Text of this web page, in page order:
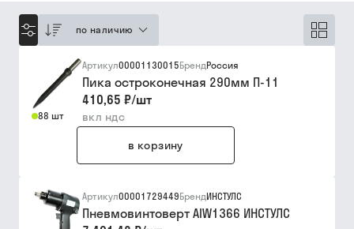
по наличию
88 шт
Артикул00001130015БрендРоссия
Пика остроконечная 290мм П-11
410,65 ₽/шт
вкл ндс
в корзину
Артикул00001729449БрендИНСТУЛС
Пневмовинтоверт AIW1366 ИНСТУЛС